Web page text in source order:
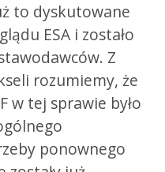
to dyskutowane
ESA i zostało
Z
rozumiemy, że
w tej sprawie było
ponownego